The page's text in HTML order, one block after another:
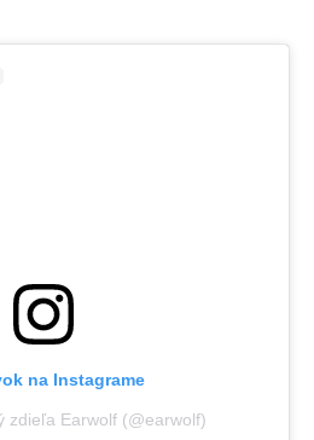
na Instagrame
zdieľa Earwolf (@earwolf)